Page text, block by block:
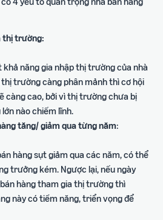
thị trường:
khả năng gia nhập thị trường của nhà
trường càng phân mảnh thì cơ hội
càng cao, bởi vì thị trường chưa bị
nào chiếm lĩnh.
tăng/ giảm qua từng năm:
hàng sụt giảm qua các năm, có thể
trưởng kém. Ngược lại, nếu ngày
hàng tham gia thị trường thì
này có tiềm năng, triển vọng để